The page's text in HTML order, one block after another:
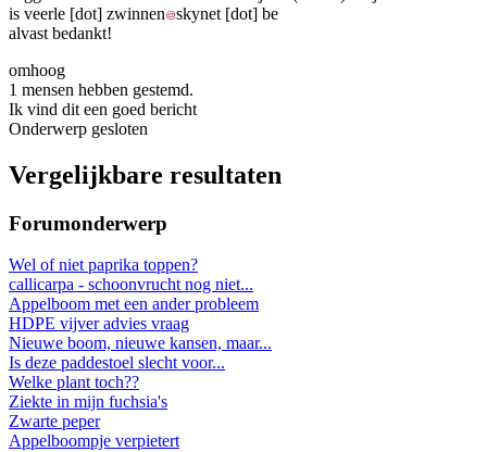
is veerle [dot] zwinnen skynet [dot] be
alvast bedankt!
omhoog
1 mensen hebben gestemd.
Ik vind dit een goed bericht
Onderwerp gesloten
Vergelijkbare resultaten
Forumonderwerp
Wel of niet paprika toppen?
callicarpa - schoonvrucht nog niet...
Appelboom met een ander probleem
HDPE vijver advies vraag
Nieuwe boom, nieuwe kansen, maar...
Is deze paddestoel slecht voor...
Welke plant toch??
Ziekte in mijn fuchsia's
Zwarte peper
Appelboompje verpietert